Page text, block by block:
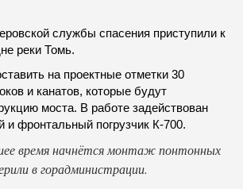
службы спасения приступили к
реки Томь.
на проектные отметки 30
и канатов, которые будут
моста. В работе задействован
и фронтальный погрузчик К-700.
время начнётся монтаж понтонных
в горадминистрации.